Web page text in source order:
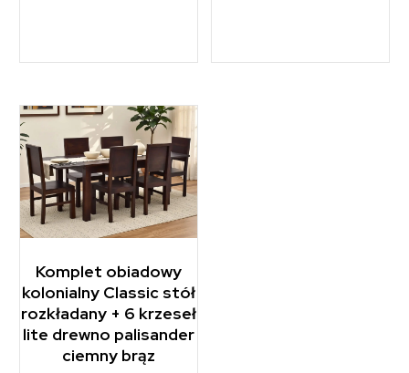
Komplet obiadowy
kolonialny Classic stół
rozkładany + 6 krzeseł
lite drewno palisander
ciemny brąz